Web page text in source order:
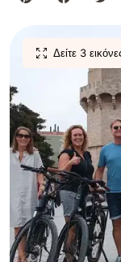
Δείτε 3